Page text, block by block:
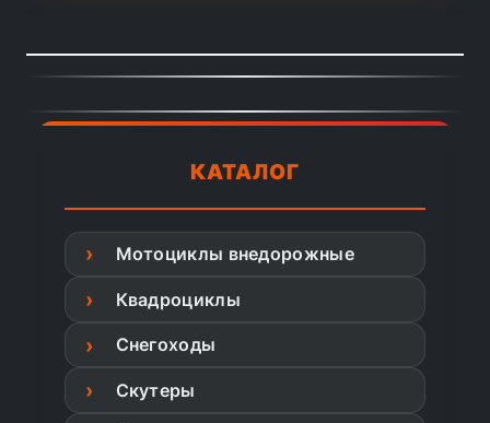
КАТАЛОГ
Мотоциклы внедорожные
Квадроциклы
Снегоходы
Скутеры